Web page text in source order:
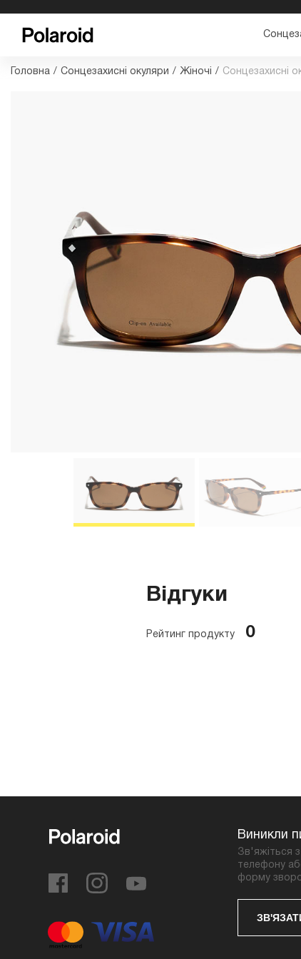
Головна / Сонцезахисні окуляри / Жіночі / Сонцезахисні
Відгуки
Рейтинг продукту 0
Виникли
Зв'яжіться
телефону
форму